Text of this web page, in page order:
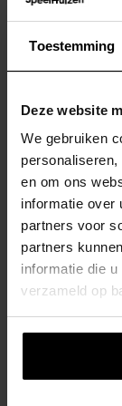
Toestemming
Deze website
We gebruiken
en om ons
informatie over
partners voor
partners
informatie die
verzameld op